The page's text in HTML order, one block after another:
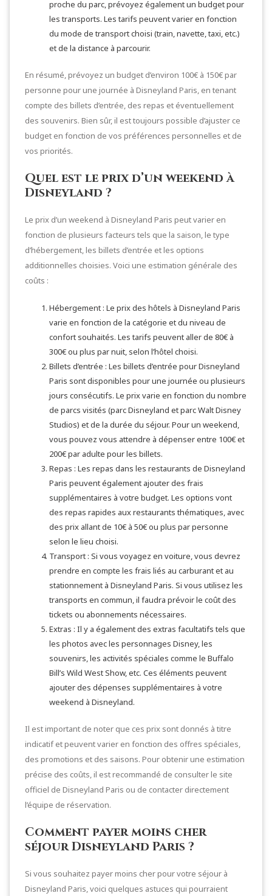
proche du parc, prévoyez également un budget pour
les transports. Les tarifs peuvent varier en fonction
du mode de transport choisi (train, navette, taxi, etc.)
et de la distance à parcourir.
En résumé, prévoyez un budget d’environ 100€ à 150€ par
personne pour une journée à Disneyland Paris, en tenant
compte des billets d’entrée, des repas et éventuellement
des souvenirs. Bien sûr, il est toujours possible d’ajuster ce
budget en fonction de vos préférences personnelles et de
vos priorités.
Quel est le prix d’un weekend à
Disneyland ?
Le prix d’un weekend à Disneyland Paris peut varier en
fonction de plusieurs facteurs tels que la saison, le type
d’hébergement, les billets d’entrée et les options
additionnelles choisies. Voici une estimation générale des
coûts :
Hébergement : Le prix des hôtels à Disneyland Paris
varie en fonction de la catégorie et du niveau de
confort souhaités. Les tarifs peuvent aller de 80€ à
300€ ou plus par nuit, selon l’hôtel choisi.
Billets d’entrée : Les billets d’entrée pour Disneyland
Paris sont disponibles pour une journée ou plusieurs
jours consécutifs. Le prix varie en fonction du nombre
de parcs visités (parc Disneyland et parc Walt Disney
Studios) et de la durée du séjour. Pour un weekend,
vous pouvez vous attendre à dépenser entre 100€ et
200€ par adulte pour les billets.
Repas : Les repas dans les restaurants de Disneyland
Paris peuvent également ajouter des frais
supplémentaires à votre budget. Les options vont
des repas rapides aux restaurants thématiques, avec
des prix allant de 10€ à 50€ ou plus par personne
selon le lieu choisi.
Transport : Si vous voyagez en voiture, vous devrez
prendre en compte les frais liés au carburant et au
stationnement à Disneyland Paris. Si vous utilisez les
transports en commun, il faudra prévoir le coût des
tickets ou abonnements nécessaires.
Extras : Il y a également des extras facultatifs tels que
les photos avec les personnages Disney, les
souvenirs, les activités spéciales comme le Buffalo
Bill’s Wild West Show, etc. Ces éléments peuvent
ajouter des dépenses supplémentaires à votre
weekend à Disneyland.
Il est important de noter que ces prix sont donnés à titre
indicatif et peuvent varier en fonction des offres spéciales,
des promotions et des saisons. Pour obtenir une estimation
précise des coûts, il est recommandé de consulter le site
officiel de Disneyland Paris ou de contacter directement
l’équipe de réservation.
Comment payer moins cher
séjour Disneyland Paris ?
Si vous souhaitez payer moins cher pour votre séjour à
Disneyland Paris, voici quelques astuces qui pourraient